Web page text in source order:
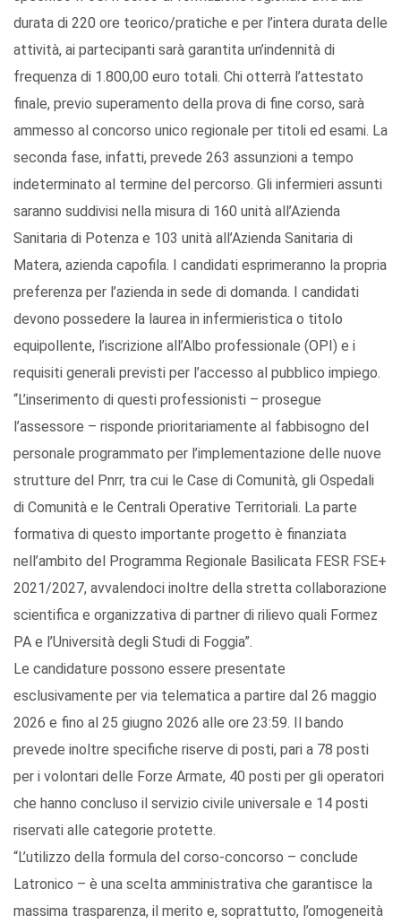
durata di 220 ore teorico/pratiche e per l’intera durata delle
attività, ai partecipanti sarà garantita un’indennità di
frequenza di 1.800,00 euro totali. Chi otterrà l’attestato
finale, previo superamento della prova di fine corso, sarà
ammesso al concorso unico regionale per titoli ed esami. La
seconda fase, infatti, prevede 263 assunzioni a tempo
indeterminato al termine del percorso. Gli infermieri assunti
saranno suddivisi nella misura di 160 unità all’Azienda
Sanitaria di Potenza e 103 unità all’Azienda Sanitaria di
Matera, azienda capofila. I candidati esprimeranno la propria
preferenza per l’azienda in sede di domanda. I candidati
devono possedere la laurea in infermieristica o titolo
equipollente, l’iscrizione all’Albo professionale (OPI) e i
requisiti generali previsti per l’accesso al pubblico impiego.
“L’inserimento di questi professionisti – prosegue
l’assessore – risponde prioritariamente al fabbisogno del
personale programmato per l’implementazione delle nuove
strutture del Pnrr, tra cui le Case di Comunità, gli Ospedali
di Comunità e le Centrali Operative Territoriali. La parte
formativa di questo importante progetto è finanziata
nell’ambito del Programma Regionale Basilicata FESR FSE+
2021/2027, avvalendoci inoltre della stretta collaborazione
scientifica e organizzativa di partner di rilievo quali Formez
PA e l’Università degli Studi di Foggia”.
Le candidature possono essere presentate
esclusivamente per via telematica a partire dal 26 maggio
2026 e fino al 25 giugno 2026 alle ore 23:59. Il bando
prevede inoltre specifiche riserve di posti, pari a 78 posti
per i volontari delle Forze Armate, 40 posti per gli operatori
che hanno concluso il servizio civile universale e 14 posti
riservati alle categorie protette.
“L’utilizzo della formula del corso-concorso – conclude
Latronico – è una scelta amministrativa che garantisce la
massima trasparenza, il merito e, soprattutto, l’omogeneità